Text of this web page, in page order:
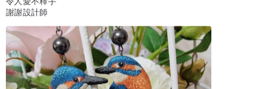
謝謝設計師